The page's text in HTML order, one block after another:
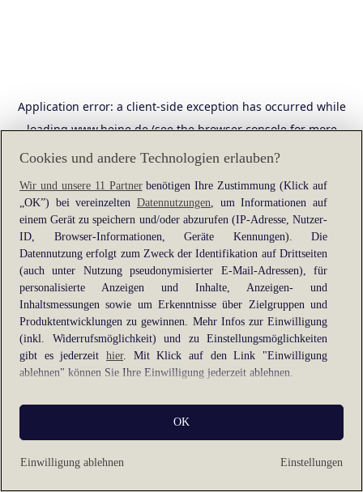
Application error: a client-side exception has occurred while
loadingwww.heine.de(see the browser consolefor more
information).
Cookies und andere Technologien erlauben?
Wir und unsere 11 Partnerbenötigen Ihre Zustimmung (Klick auf
„OK”) bei vereinzelten Datennutzungen, um Informationen auf
einem Gerät zu speichern und/oder abzurufen (IP-Adresse, Nutzer-
ID, Browser-Informationen, Geräte Kennungen). Die
Datennutzung erfolgt zum Zweck der Identifikation auf Drittseiten
(auch unter Nutzung pseudonymisierter E-Mail-Adressen), für
personalisierte Anzeigen und Inhalte, Anzeigen- und
Inhaltsmessungen sowie um Erkenntnisse über Zielgruppen und
Produktentwicklungen zu gewinnen. Mehr Infos zur Einwilligung
(inkl. Widerrufsmöglichkeit) und zu Einstellungsmöglichkeiten
gibt es jederzeit hier. Mit Klick auf den Link "Einwilligung
ablehnen" können Sie Ihre Einwilligung jederzeit ablehnen.
Sie können Ihre Einwilligung auch jederzeit grundlos mit Wirkung
für die Zukunft widerrufen, indem Sie z. B. auf den Button
"Cookie-Einstellungen" im Footer der Website und "Alle
ablehnen" klicken.
Einstellungen
Einwilligung ablehnen
OK